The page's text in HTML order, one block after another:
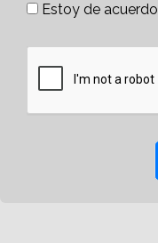
Estoy de acuerdo